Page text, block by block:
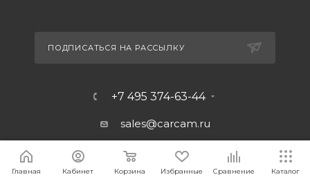
ПОДПИСАТЬСЯ НА РАССЫЛКУ
+7 495 374-63-44
sales@carcam.ru
Главная Кабинет Корзина Избранные Сравнение Каталог